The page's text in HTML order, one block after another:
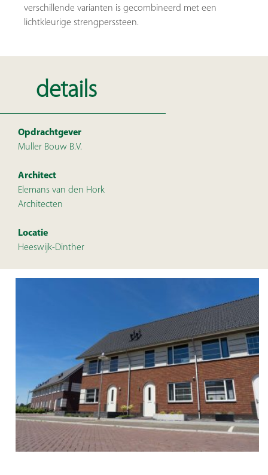
details
Opdrachtgever
Muller Bouw B.V.
Architect
Elemans van den Hork
Architecten
Locatie
Heeswijk-Dinther
verschillende varianten is gecombineerd met een
lichtkleurige strengperssteen.